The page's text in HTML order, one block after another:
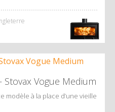
Stovax Vogue Medium
modèle à la place d’une vieille